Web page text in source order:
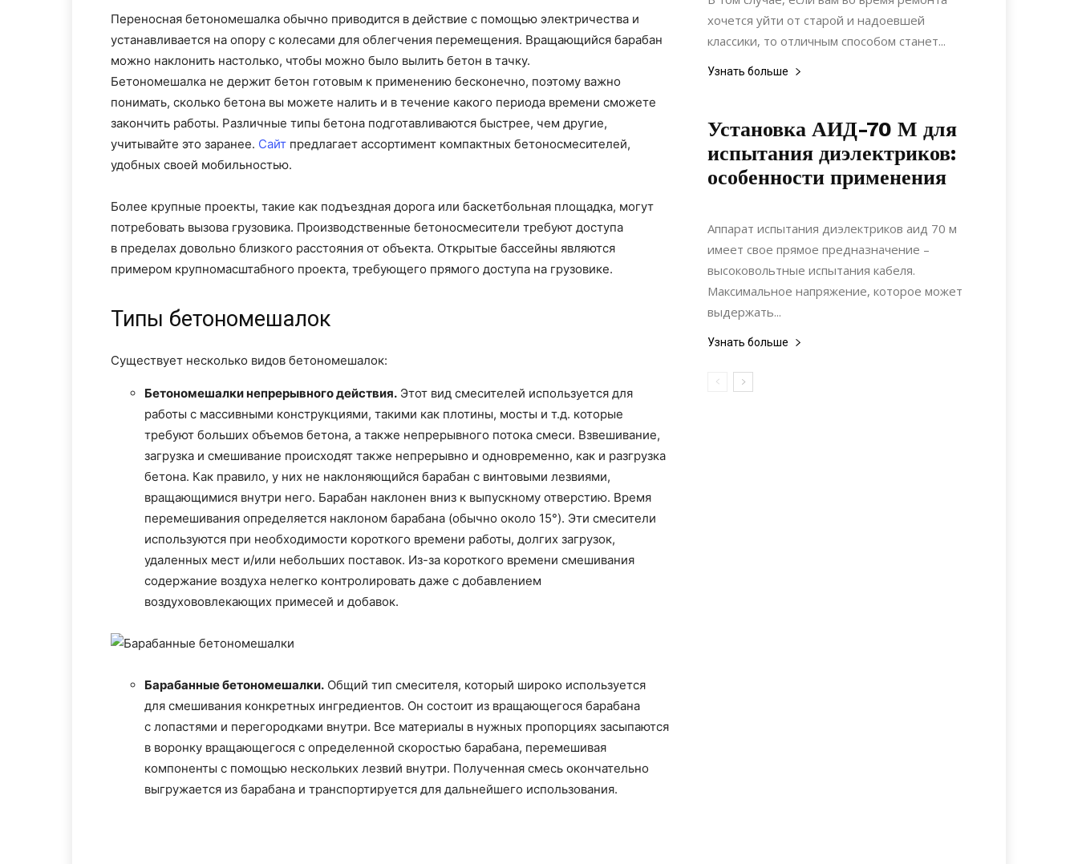
Переносная бетономешалка обычно приводится в действие с помощью электричества и
устанавливается на опору с колесами для облегчения перемещения. Вращающийся барабан
можно наклонить настолько, чтобы можно было вылить бетон в тачку.
Бетономешалка не держит бетон готовым к применению бесконечно, поэтому важно
понимать, сколько бетона вы можете налить и в течение какого периода времени сможете
закончить работы. Различные типы бетона подготавливаются быстрее, чем другие,
учитывайте это заранее. Сайт предлагает ассортимент компактных бетоносмесителей,
удобных своей мобильностью.
Более крупные проекты, такие как подъездная дорога или баскетбольная площадка, могут
потребовать вызова грузовика. Производственные бетоносмесители требуют доступа
в пределах довольно близкого расстояния от объекта. Открытые бассейны являются
примером крупномасштабного проекта, требующего прямого доступа на грузовике.
Типы бетономешалок
Существует несколько видов бетономешалок:
Бетономешалки непрерывного действия. Этот вид смесителей используется для
работы с массивными конструкциями, такими как плотины, мосты и т.д. которые
требуют больших объемов бетона, а также непрерывного потока смеси. Взвешивание,
загрузка и смешивание происходят также непрерывно и одновременно, как и разгрузка
бетона. Как правило, у них не наклоняющийся барабан с винтовыми лезвиями,
вращающимися внутри него. Барабан наклонен вниз к выпускному отверстию. Время
перемешивания определяется наклоном барабана (обычно около 15°). Эти смесители
используются при необходимости короткого времени работы, долгих загрузок,
удаленных мест и/или небольших поставок. Из-за короткого времени смешивания
содержание воздуха нелегко контролировать даже с добавлением
воздухововлекающих примесей и добавок.
Барабанные бетономешалки. Общий тип смесителя, который широко используется
для смешивания конкретных ингредиентов. Он состоит из вращающегося барабана
с лопастями и перегородками внутри. Все материалы в нужных пропорциях засыпаются
в воронку вращающегося с определенной скоростью барабана, перемешивая
компоненты с помощью нескольких лезвий внутри. Полученная смесь окончательно
выгружается из барабана и транспортируется для дальнейшего использования.
хочется уйти от старой и надоевшей
классики, то отличным способом станет...
Узнать больше
Установка АИД-70 М для
испытания диэлектриков:
особенности применения
16.04.2020
Аппарат испытания диэлектриков аид 70 м
имеет свое прямое предназначение –
высоковольтные испытания кабеля.
Максимальное напряжение, которое может
выдержать...
Узнать больше